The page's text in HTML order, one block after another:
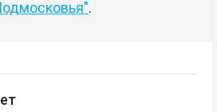
.